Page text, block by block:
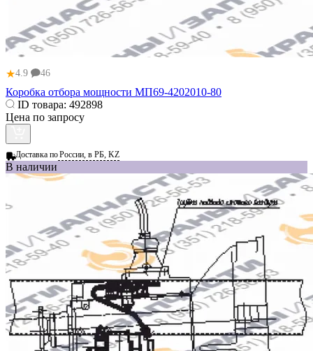
★4.9 46
Коробка отбора мощности МП69-4202010-80
ID товара: 492898
Цена по запросу
Доставка поРоссии, в РБ, KZ
В наличии